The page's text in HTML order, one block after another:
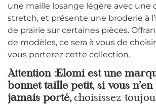
une maille losange légère avec une
stretch, et présente une broderie à
de prairie sur certaines pièces.
de modèles, ce sera à vous de
vous porterez cette collection.
Attention :Elomi est une
bonnet taille petit, si vous n’en
jamais porté, choisissez